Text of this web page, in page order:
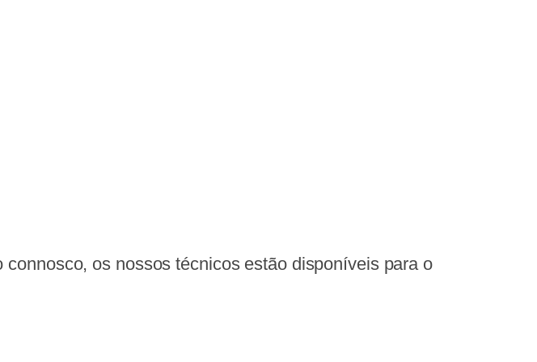
os nossos técnicos estão disponíveis para o